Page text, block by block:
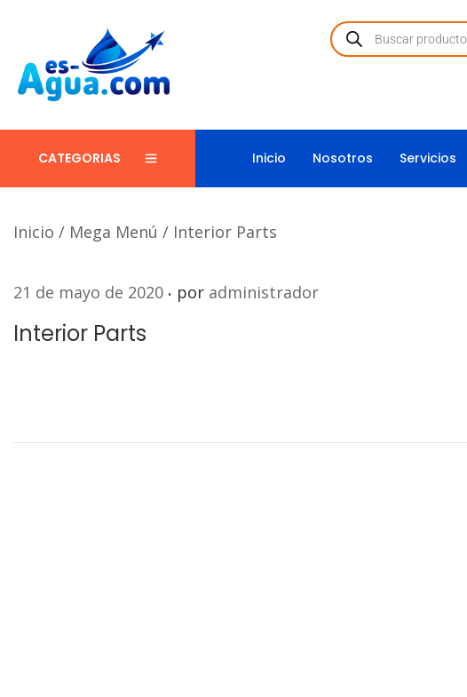
CATEGORIAS Inicio Nosotros Servicios
Inicio / Mega Menú / Interior Parts
P
b
21 de mayo de 2020 . por administrador
Interior Parts